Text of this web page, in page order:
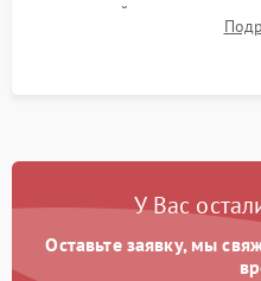
до нужной температуры,
штатного слива и
У Вас
Оставьте заявку, мы